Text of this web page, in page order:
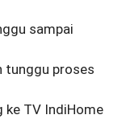
sampai
tunggu proses
ke TV IndiHome